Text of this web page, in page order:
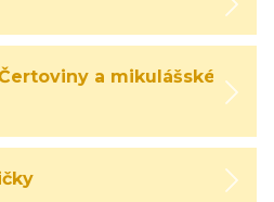
a mikulášské